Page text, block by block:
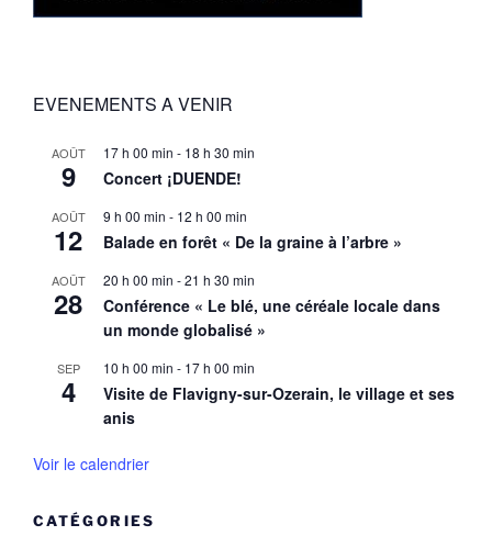
EVENEMENTS A VENIR
AOÛT
9
17 h 00 min - 18 h 30 min
Concert ¡DUENDE!
AOÛT
12
9 h 00 min - 12 h 00 min
Balade en forêt « De la graine à l’arbre »
AOÛT
28
20 h 00 min -21 h 30 min
Conférence « Le blé, une céréale locale dans
un monde globalisé »
SEP
4
10 h 00 min - 17 h 00 min
Visite de Flavigny-sur-Ozerain, le village et ses
anis
Voir le calendrier
CATÉGORIES